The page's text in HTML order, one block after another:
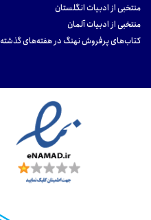
منتخبی از ادبیات انگلستان
منتخبی از ادبیات آلمان
کتاب‌های پرفروش نهنگ در هفته‌های گذشته